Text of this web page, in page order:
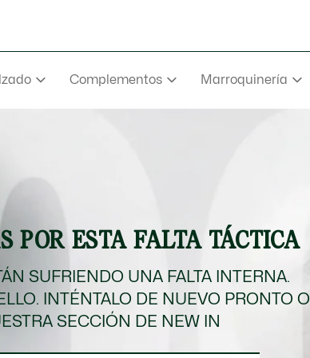
IN
todo
todo
Complementos
todo
Marroquinería
Todo
todo
POR ESTA FALTA TÁCTICA
SUFRIENDO UNA FALTA INTERNA.
INTÉNTALO DE NUEVO PRONTO O
SECCIÓN DE NEW IN